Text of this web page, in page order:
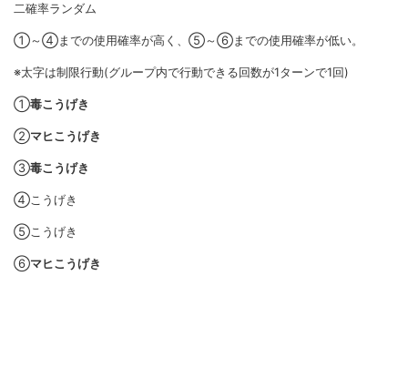
二確率ランダム
①～④までの使用確率が高く、⑤～⑥までの使用確率が低い。
※太字は制限行動(グループ内で行動できる回数が1ターンで1回)
①毒こうげき
②マヒこうげき
③毒こうげき
④こうげき
⑤こうげき
⑥マヒこうげき